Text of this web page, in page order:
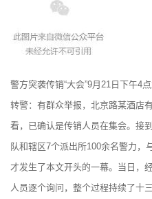
警方突袭传销“大会”9月21日下午4
转警：有群众举报，北京路某酒店
看，已确认是传销人员在集会。接
队和辖区7个派出所100余名警力，
才发生了本文开头的一幕。当日，
人员逐个询问，整个过程持续了十